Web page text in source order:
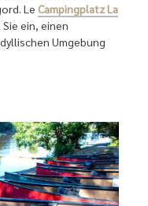
Le Campingplatz La
ein, einen
Umgebung